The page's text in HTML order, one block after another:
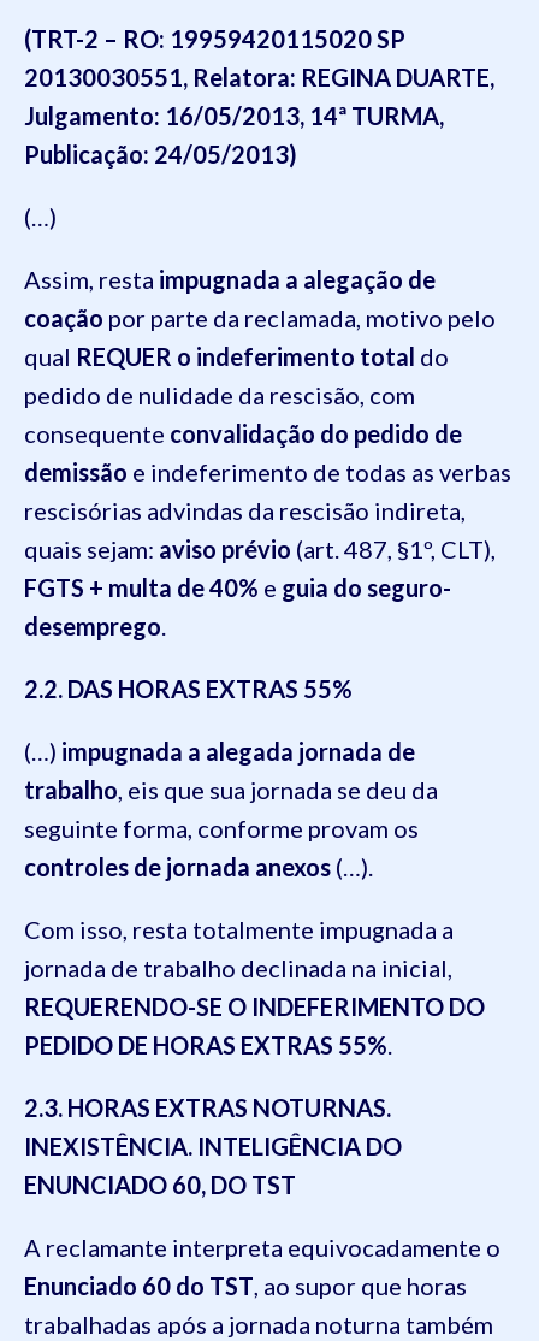
(TRT-2 – RO: 19959420115020 SP
20130030551, Relatora: REGINA DUARTE,
Julgamento: 16/05/2013, 14ª TURMA,
Publicação: 24/05/2013)
(…)
Assim, resta impugnada a alegação de
coação por parte da reclamada, motivo pelo
qual REQUER o indeferimento total do
pedido de nulidade da rescisão, com
consequente convalidação do pedido de
demissão e indeferimento de todas as verbas
rescisórias advindas da rescisão indireta,
quais sejam: aviso prévio (art. 487, §1º, CLT),
FGTS + multa de 40% e guia do seguro-
desemprego
2.2. DAS HORAS EXTRAS 55%
(…) impugnada a alegada jornada de
trabalho , eis que sua jornada se deu da
seguinte forma, conforme provam os
controles de jornada anexos (…).
Com isso, resta totalmente impugnada a
jornada de trabalho declinada na inicial,
REQUERENDO-SE O INDEFERIMENTO DO
PEDIDO DE HORAS EXTRAS 55%
2.3. HORAS EXTRAS NOTURNAS.
INEXISTÊNCIA. INTELIGÊNCIA DO
ENUNCIADO 60, DO TST
A reclamante interpreta equivocadamente o
Enunciado 60 do TST , ao supor que horas
trabalhadas após a jornada noturna também